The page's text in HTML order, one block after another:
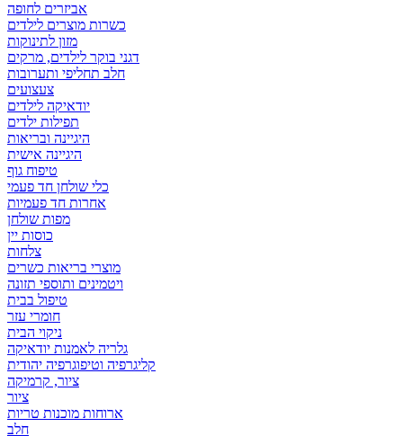
אביזרים לחופה
כשרות מוצרים לילדים
מזון לתינוקות
דגני בוקר לילדים, מרקים
חלב תחליפי ותערובות
צעצועים
יודאיקה לילדים
תפילות ילדים
היגיינה ובריאות
היגיינה אישית
טיפוח גוף
כלי שולחן חד פעמי
אחרות חד פעמיות
מפות שולחן
כוסות יין
צלחות
מוצרי בריאות כשרים
ויטמינים ותוספי תזונה
טיפול בבית
חומרי עזר
ניקוי הבית
גלריה לאמנות יודאיקה
קליגרפיה וטיפוגרפיה יהודית
ציור, קרמיקה
ציור
ארוחות מוכנות טריות
חלב